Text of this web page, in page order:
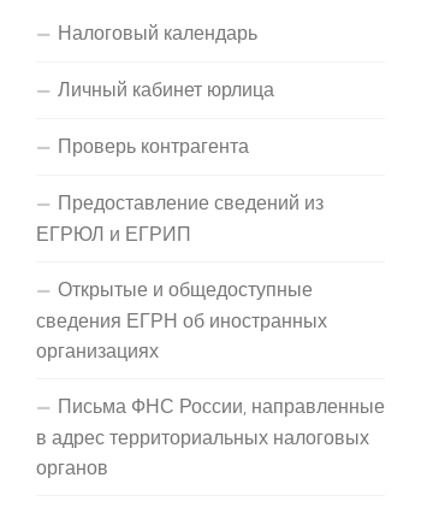
Налоговый календарь
Личный кабинет юрлица
Проверь контрагента
Предоставление сведений из
ЕГРЮЛ и ЕГРИП
Открытые и общедоступные
сведения ЕГРН об иностранных
организациях
Письма ФНС России, направленные
в адрес территориальных налоговых
органов